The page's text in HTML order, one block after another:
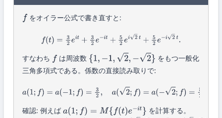
f をオイラー公式で書き直すと:
f(t =32eit+32e−i t+52ei2t+52e −i2t.
すなわち f は周波数 {1,− 1,2,− 2}
をもつ一般化
三角多項式である。係数の直接読み取りで:
a( 1;f) =a (−1;f)= 32 a(2;f) (−2;f)= 52 a(λ;f)=0(その他 )
確認: 例えばa(1;f )= M{f( t)e−it}
を計算する。